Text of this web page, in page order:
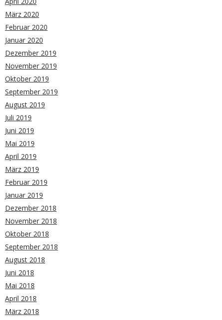
März 2020
Februar 2020
Januar 2020
Dezember 2019
November 2019
Oktober 2019
September 2019
August 2019
Juli 2019
Juni 2019
Mai 2019
April 2019
März 2019
Februar 2019
Januar 2019
Dezember 2018
November 2018
Oktober 2018
September 2018
August 2018
Juni 2018
Mai 2018
April 2018
März 2018